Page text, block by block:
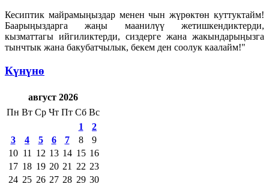
Кесиптик майрамыңыздар менен чын жүрөктөн куттуктайм!
Баарыңыздарга жаңы маанилүү жетишкендиктерди,
кызматтагы ийгиликтерди, сиздерге жана жакындарыңызга
тынчтык жана бакубатчылык, бекем ден соолук каалайм!"
Күнүнө
август 2026
Пн Вт Ср Чт Пт Сб Вс
1
2
3
4 5 6 7 8
9
10 11 12 13 14 15 16
17 18 19 20 21 22 23
24 25 26 27 28 29 30